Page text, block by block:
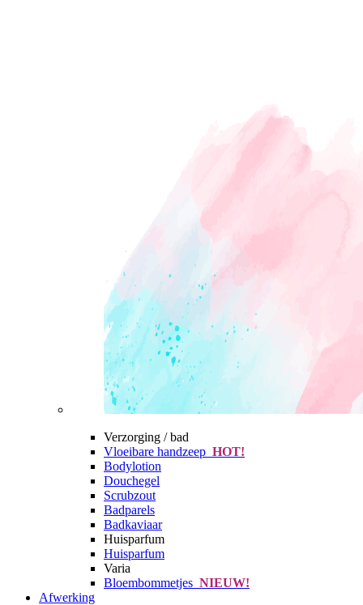
Verzorging / bad
Vloeibare handzeep HOT!
Bodylotion
Douchegel
Scrubzout
Badparels
Badkaviaar
Huisparfum
Huisparfum
Varia
Bloembommetjes NIEUW!
Afwerking